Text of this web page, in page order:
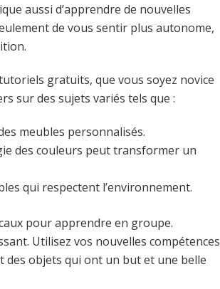
aussi d’apprendre de nouvelles
de vous sentir plus autonome,
gratuits, que vous soyez novice
sur des sujets variés tels que :
meubles personnalisés.
des couleurs peut transformer un
qui respectent l’environnement.
pour apprendre en groupe.
Utilisez vos nouvelles compétences
des objets qui ont un but et une belle